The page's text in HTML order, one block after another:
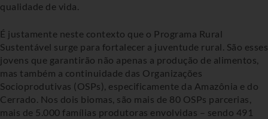
qualidade de vida.
É justamente neste contexto que o Programa Rural
Sustentável surge para fortalecer a juventude rural. São esses
jovens que garantirão não apenas a produção de alimentos,
mas também a continuidade das Organizações
Socioprodutivas (OSPs), especificamente da Amazônia e do
Cerrado. Nos dois biomas, são mais de 80 OSPs parcerias,
mais de 5.000 famílias produtoras envolvidas – sendo 491